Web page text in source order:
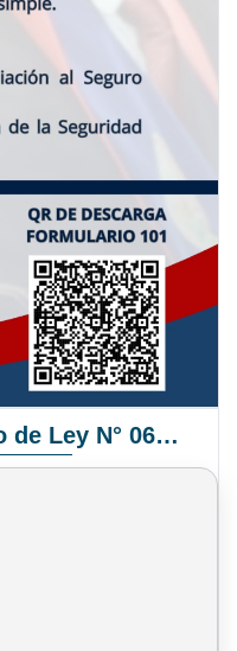
Pronunciamiento Institucional sobre el Proyecto de Ley N° 068/2025-2026 C.S.